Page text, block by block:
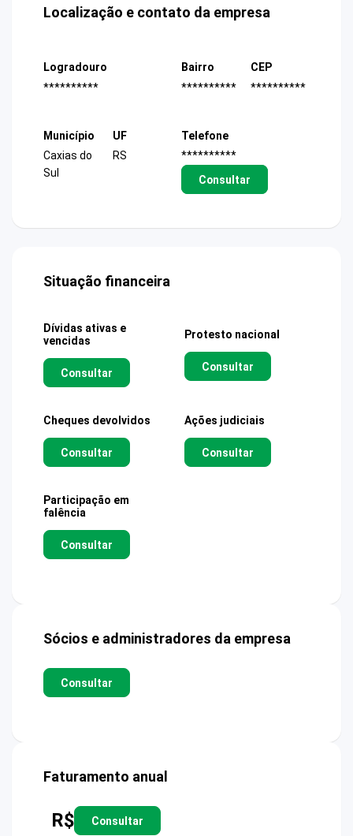
Localização e contato da empresa
Logradouro
**********
Bairro
**********
CEP
**********
Município
Caxias do
Sul
UF
RS
Telefone
**********
Consultar
Situação financeira
Dívidas ativas e
vencidas
Consultar
Protesto nacional
Consultar
Cheques devolvidos
Consultar
Ações judiciais
Consultar
Participação em
falência
Consultar
Sócios e administradores da empresa
Consultar
Faturamento anual
R$ Consultar